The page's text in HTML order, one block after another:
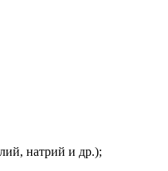
натрий и др.);